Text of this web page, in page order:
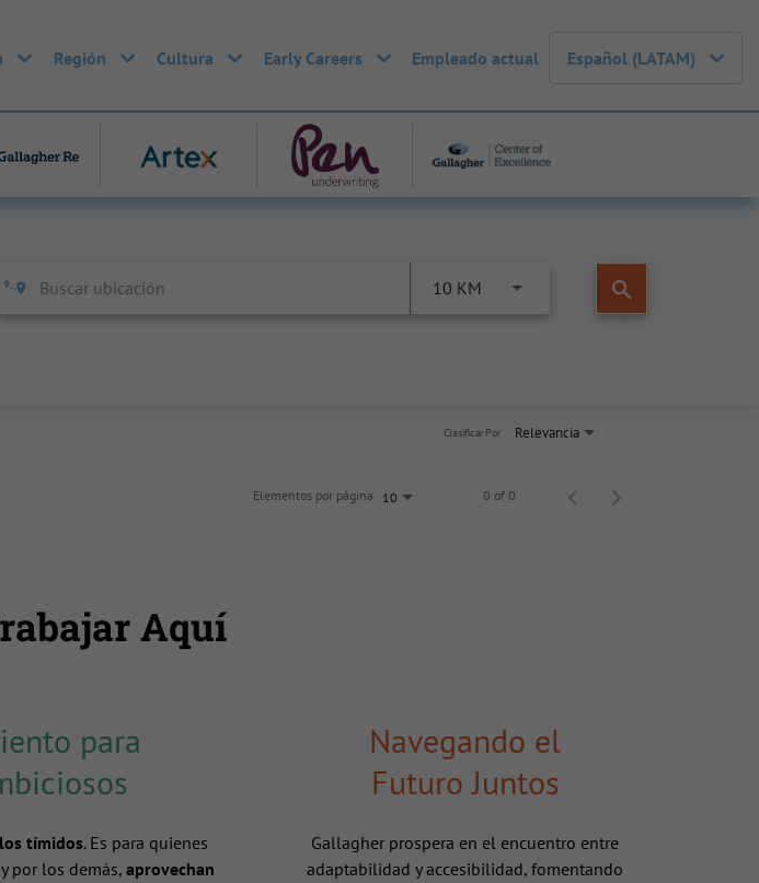
Región Cultura Early Careers Empleado actual Español (LATAM)
10 KM search
Relevancia
Clasificar Por
Elementos por página 10 0 of 0
Aquí
para
tímidos. Es para quienes
por los demás,aprovechan
Navegando el
Futuro Juntos
Gallagher prospera en el encuentro entre
adaptabilidad y accesibilidad, fomentando